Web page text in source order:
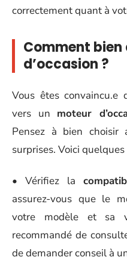
correctement quant à
Comment
d’occasion ?
Vous êtes convaincu.e
vers un moteur
Pensez à bien choisir
surprises. Voici
• Vérifiez la
assurez-vous que le
votre modèle et sa
recommandé de
de demander conseil à